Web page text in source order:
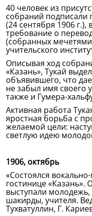
40 человек из
собраний подписали
(24 сентября 1906
требование о
(собранных
учительского
Описывая ход
«Казань», Тукай
объявившего, что
не забыл имя своего
также и Гумера-
Активная работа
яростная борьба с
желаемой цели:
светлую идею
1906, октябрь
«Состоялся
гостинице «Казань».
выступали
шакирды, учителя.
Тухватуллин, Г.